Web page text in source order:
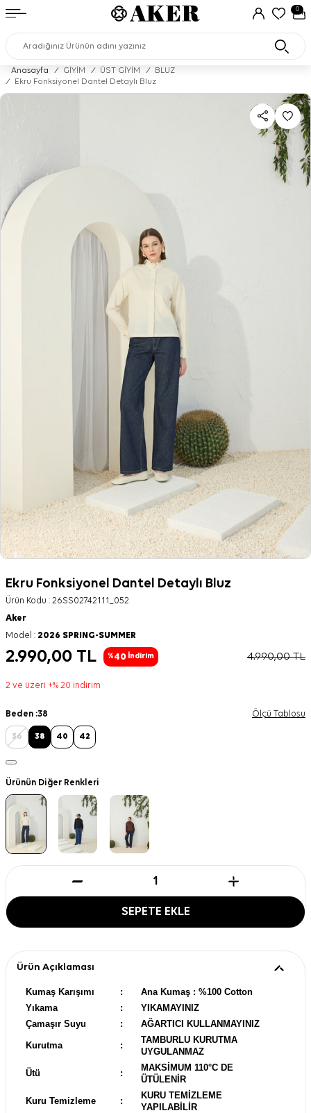
0
Anasayfa / GİYİM / ÜST GİYİM /
BLUZ
/
Ekru Fonksiyonel Dantel Detaylı Bluz
Ekru Fonksiyonel Dantel Detaylı Bluz
Ürün Kodu : 26SS02742111_052
Aker
Model : 2026 SPRING-SUMMER
2.990,00 TL %40 İndirim 4.990,00TL
2 ve üzeri +% 20 indirim
Beden :38 Ölçü Tablosu
36 38 40 42
Ürünün Diğer Renkleri
SEPETE EKLE
Ürün Açıklaması
Kumaş Karışımı :
Ana Kumaş : %100 Cotton
Yıkama
:
YIKAMAYINIZ
Çamaşır Suyu
: AĞARTICI KULLANMAYINIZ
Kurutma :
TAMBURLU KURUTMA
UYGULANMAZ
Ütü :
MAKSİMUM 110°C DE
ÜTÜLENİR
Kuru Temizleme :
KURU TEMİZLEME
YAPILABİLİR